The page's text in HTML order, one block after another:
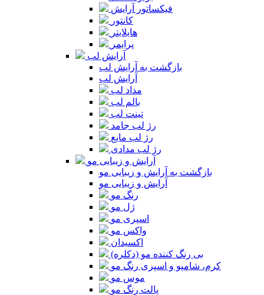
فیکساتور آرایش
کانتور
هایلایتر
پرایمر
آرایش لب
بازگشت به آرایش لب
آرایش لب
مداد لب
بالم لب
تینت لب
رژ لب جامد
رژ لب مایع
رژ لب مدادی
آرایش و زیبایی مو
بازگشت به آرایش و زیبایی مو
آرایش و زیبایی مو
رنگ مو
ژل مو
اسپری مو
واکس مو
اکسیدان
بی رنگ کننده مو (دکلره)
کرم، شامپو و اسپری رنگ مو
موس مو
پالت رنگ مو